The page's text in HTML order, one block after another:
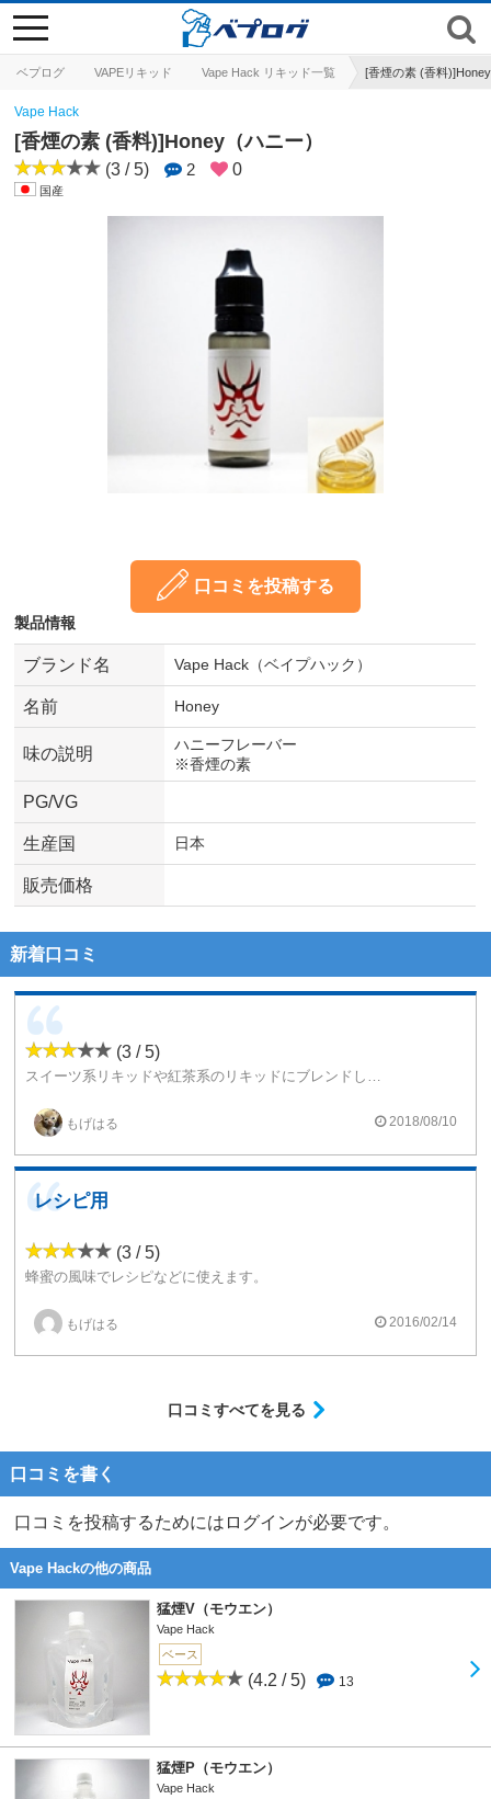
ベプログ VAPEリキッド Vape Hack リキッド一覧 [香煙の素 (香料
toggle
navigation
Vape Hack
[香煙の素 (香料)]Honey（ハニー）
(3 / 5) 2 0
国産
口コミを投稿する
製品情報
ブランド名 Vape Hack（ベイプハック）
名前 Honey
味の説明
ハニーフレーバー
※香煙の素
PG/VG
生産国 日本
販売価格
新着口コミ
(3 / 5)
スイーツ系リキッドや紅茶系のリキッドにブレンドして使っています。
もげはる 2018/08/10
レシピ用
(3 / 5)
蜂蜜の風味でレシピなどに使えます。
もげはる 2016/02/14
口コミすべてを見る
口コミを書く
口コミを投稿するためにはログインが必要です。
Vape Hackの他の商品
猛煙V（モウエン）
Vape Hack
ベース
(4.2 / 5) 13
猛煙P（モウエン）
Vape Hack